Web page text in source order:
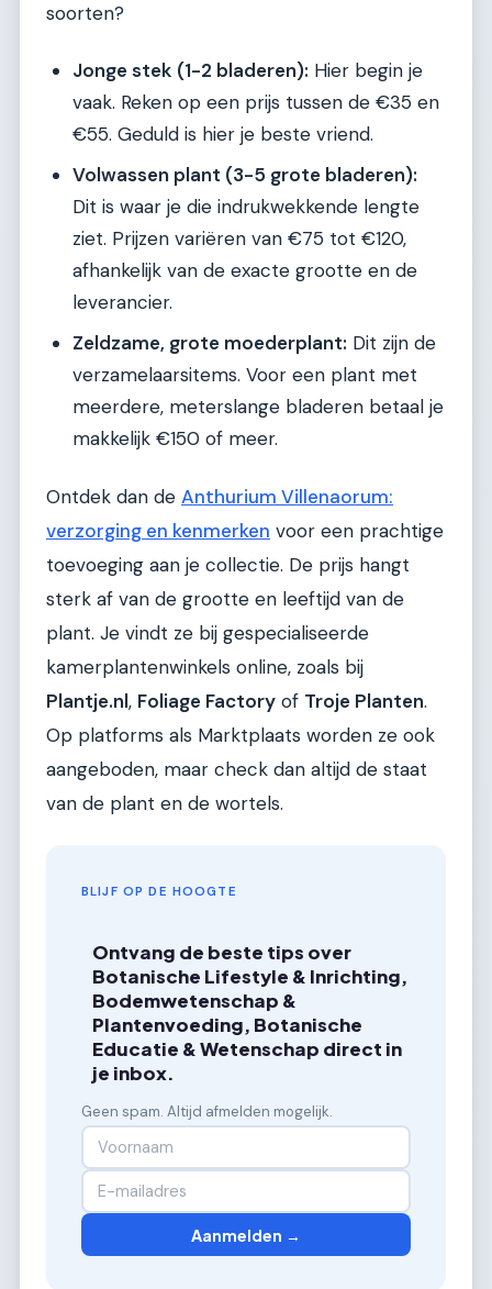
soorten?
Jonge stek (1-2 bladeren): Hier begin je
vaak. Reken op een prijs tussen de €35 en
€55. Geduld is hier je beste vriend.
Volwassen plant (3-5 grote bladeren):
Dit is waar je die indrukwekkende lengte
ziet. Prijzen variëren van €75 tot €120,
afhankelijk van de exacte grootte en de
leverancier.
Zeldzame, grote moederplant: Dit zijn de
verzamelaarsitems. Voor een plant met
meerdere, meterslange bladeren betaal je
makkelijk €150 of meer.
Ontdek dan de Anthurium Villenaorum:
verzorging en kenmerken voor een prachtige
toevoeging aan je collectie. De prijs hangt
sterk af van de grootte en leeftijd van de
plant. Je vindt ze bij gespecialiseerde
kamerplantenwinkels online, zoals bij
Plantje.nl, Foliage Factory of Troje Planten.
Op platforms als Marktplaats worden ze ook
aangeboden, maar check dan altijd de staat
van de plant en de wortels.
BLIJF OP DE HOOGTE
Ontvang de beste tips over
Botanische Lifestyle & Inrichting,
Bodemwetenschap &
Plantenvoeding, Botanische
Educatie & Wetenschap direct in
je inbox.
Geen spam. Altijd afmelden mogelijk.
Aanmelden →